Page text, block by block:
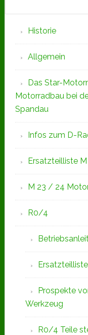
Historie
Allgemein
Das Star-
Motorradbau bei
Spandau
Infos zum D-
Ersatzteilliste
M 23 / 24
R0/4
Prospekte
Werkzeug
R0/4 Teile